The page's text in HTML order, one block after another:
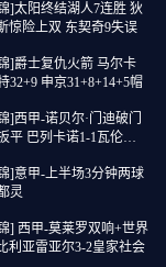
]太阳终结湖人7连胜 狄
惊险上双 东契奇9失误
]爵士复仇火箭 马尔卡
32+9 申京31+8+14+5帽
]西甲-诺贝尔·门迪破门
平 巴列卡诺1-1瓦伦西
]意甲-上半场3分钟两球
灵
] 西甲-莫莱罗双响+世界
利亚雷亚尔3-2皇家社会